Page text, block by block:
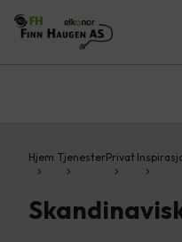
Hjem TjenesterPrivat